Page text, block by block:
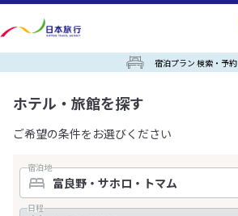
宿泊プラン 検索・予約
ホテル・旅館を探す
ご希望の条件をお選びください
宿泊地
日程